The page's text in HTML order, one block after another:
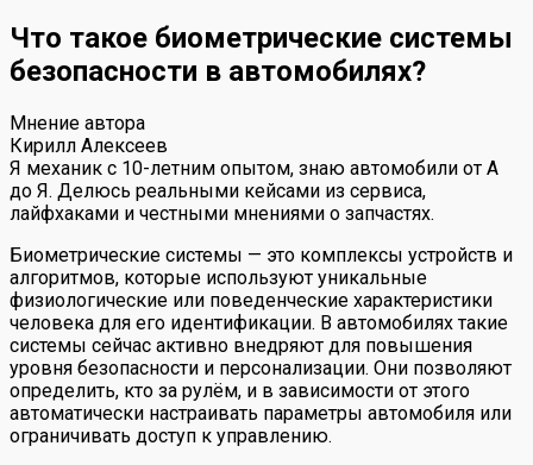
Что такое биометрические системы
безопасности в автомобилях?
Мнение автора
Кирилл Алексеев
Я механик с 10-летним опытом, знаю автомобили от А
до Я. Делюсь реальными кейсами из сервиса,
лайфхаками и честными мнениями о запчастях.
Биометрические системы — это комплексы устройств и
алгоритмов, которые используют уникальные
физиологические или поведенческие характеристики
человека для его идентификации. В автомобилях такие
системы сейчас активно внедряют для повышения
уровня безопасности и персонализации. Они позволяют
определить, кто за рулём, и в зависимости от этого
автоматически настраивать параметры автомобиля или
ограничивать доступ к управлению.